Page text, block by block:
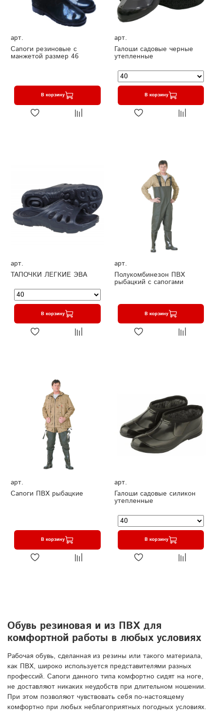
арт.
Сапоги резиновые с
манжетой размер 46
В корзину
арт.
Галоши садовые черные
утепленные
В корзину
арт.
ТАПОЧКИ ЛЕГКИЕ ЭВА
В корзину
арт.
Полукомбинезон ПВХ
рыбацкий с сапогами
В корзину
арт.
Сапоги ПВХ рыбацкие
В корзину
арт.
Галоши садовые силикон
утепленные
В корзину
Обувь резиновая и из ПВХ для
комфортной работы в любых условиях
Рабочая обувь, сделанная из резины или такого материала,
как ПВХ, широко используется представителями разных
профессий. Сапоги данного типа комфортно сидят на ноге,
не доставляют никаких неудобств при длительном ношении.
При этом позволяют чувствовать себя по-настоящему
комфортно при любых неблагоприятных погодных условиях.